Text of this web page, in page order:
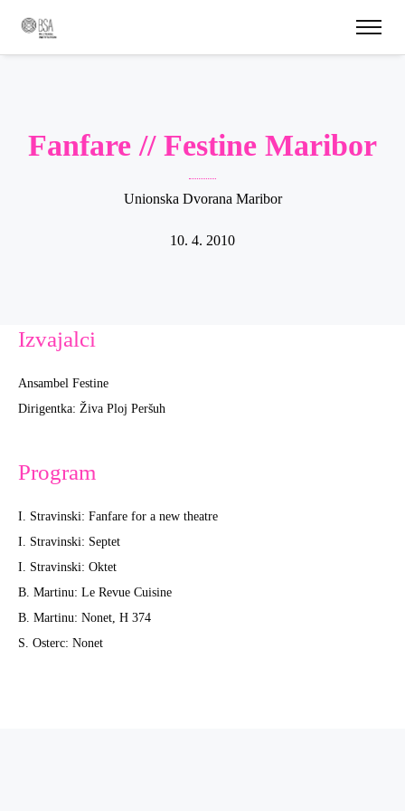
Fanfare // Festine Maribor
Unionska Dvorana Maribor
10. 4. 2010
Izvajalci
Ansambel Festine
Dirigentka: Živa Ploj Peršuh
Program
I. Stravinski: Fanfare for a new theatre
I. Stravinski: Septet
I. Stravinski: Oktet
B. Martinu: Le Revue Cuisine
B. Martinu: Nonet, H 374
S. Osterc: Nonet